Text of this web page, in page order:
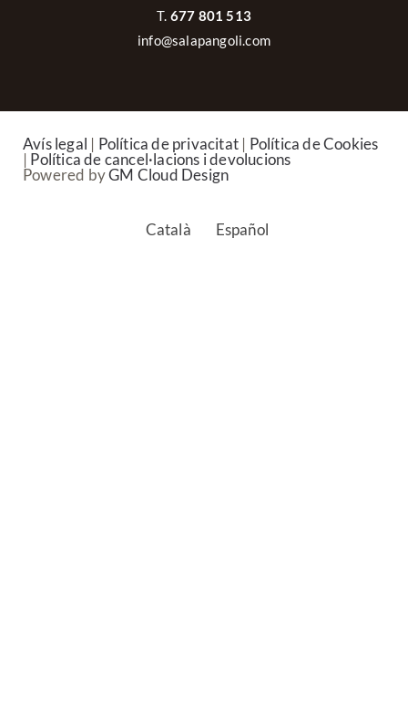
T. 677 801 513
info@salapangoli.com
Avís legal | Política de privacitat | Política de Cookies
| Política de cancel·lacions i devolucions
Powered byGM Cloud Design
Català Español